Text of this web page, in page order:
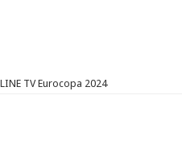
TV Eurocopa 2024